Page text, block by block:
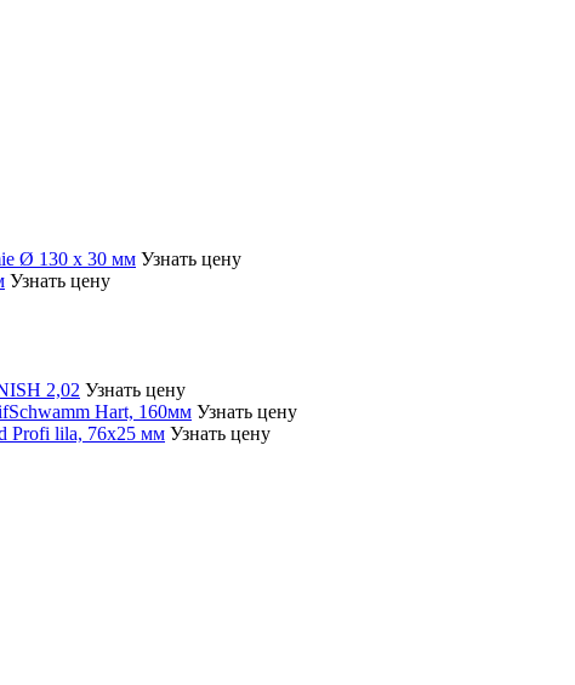
Узнать цену
Узнать цену
Узнать цену
Узнать цену
Узнать цену